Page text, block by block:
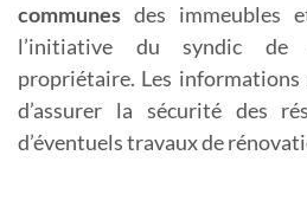
communes des immeubles
l’initiative du syndic de
propriétaire. Les
d’assurer la sécurité des
d’éventuels travaux de